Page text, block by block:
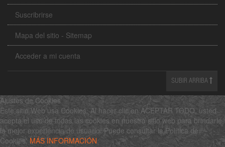
Suscribrirse
Mapa del sitio - Sitemap
Acceder a mi cuenta
SUBIR ARRIBA
Ajustes de Cookies
Este sitio Web usa Cookies. Al hacer clic en ACEPTAR TODO, usted
acepta el uso de todas las cookies en nuestro sitio web para brindarle
la mejor experiencia de usuario. Puede consultar la Política de
Cookies: MÁS INFORMACIÓN